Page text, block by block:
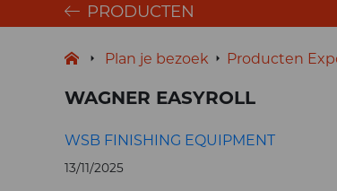
PRODUCTEN
Plan je bezoek Producten
WAGNER EASYROLL
WSB FINISHING EQUIPMENT
13/11/2025